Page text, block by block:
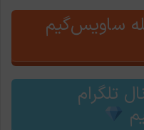
ساویس‌گیم
تلگرام